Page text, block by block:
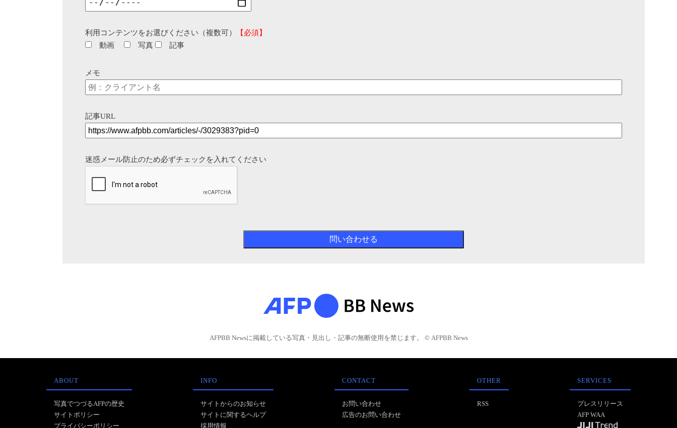
利用コンテンツをお選びください（複数可）
【必須】
動画
写真 記事
メモ
記事URL
迷惑メール防止のため必ずチェックを入れてください
AFPBB Newsに掲載している写真・見出し・記事の無断使用を禁じます。 © AFPBB News
ABOUT
写真でつづるAFPの歴史
サイトポリシー
プライバシーポリシー
INFO
サイトからのお知らせ
サイトに関するヘルプ
採用情報
CONTACT
お問い合わせ
広告のお問い合わせ
OTHER
RSS
SERVICES
プレスリリース
AFP WAA